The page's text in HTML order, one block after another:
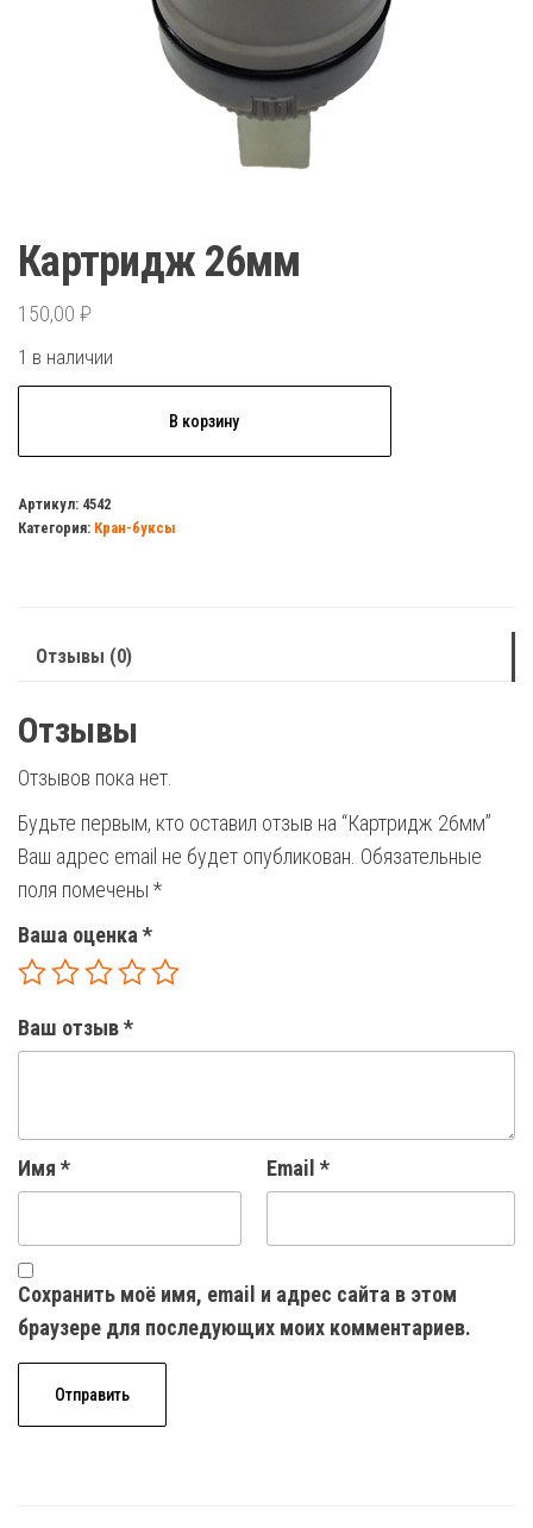
Картридж 26мм
150,00 ₽
1 в наличии
26мм
В корзину
Артикул: 4542
Категория: Кран-буксы
Отзывы (0)
Отзывы
Отзывов пока нет.
Будьте первым, кто оставил отзыв на “Картридж 26мм”
Ваш адрес email не будет опубликован. Обязательные
поля помечены *
Ваша оценка *
Ваш отзыв*
Имя * Email *
Сохранить моё имя, email и адрес сайта в этом
браузере для последующих моих комментариев.